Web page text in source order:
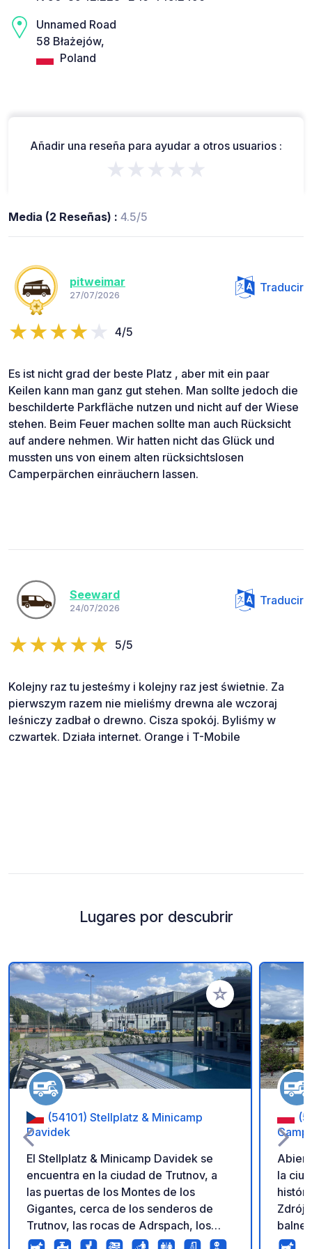
Unnamed Road
58 Błażejów,
Poland
Añadir una reseña para ayudar a otros usuarios :
★★★★★
Media (2 Reseñas) : 4.5/5
pitweimar
27/07/2026
Traducir
4/5
Es ist nicht grad der beste Platz , aber mit ein paar
Keilen kann man ganz gut stehen. Man sollte jedoch die
beschilderte Parkfläche nutzen und nicht auf der Wiese
stehen. Beim Feuer machen sollte man auch Rücksicht
auf andere nehmen. Wir hatten nicht das Glück und
mussten uns von einem alten rücksichtslosen
Camperpärchen einräuchern lassen.
Seeward
24/07/2026
Traducir
5/5
Kolejny raz tu jesteśmy i kolejny raz jest świetnie. Za
pierwszym razem nie mieliśmy drewna ale wczoraj
leśniczy zadbał o drewno. Cisza spokój. Byliśmy w
czwartek. Działa internet. Orange i T-Mobile
Lugares por descubrir
Añadir a tus
(54101) Stellplatz & Minicamp
Davidek
El Stellplatz & Minicamp Davidek se
encuentra en la ciudad de Trutnov, a
las puertas de los Montes de los
Gigantes, cerca de los senderos de
Trutnov, las rocas de Adrspach, los
pueblos de montaña de Pec pod
la
Zdrój,
balneario.